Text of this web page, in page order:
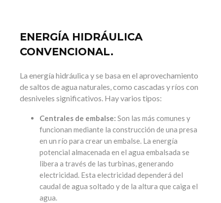
ENERGÍA HIDRÁULICA
CONVENCIONAL.
La energía hidráulica y se basa en el aprovechamiento
de saltos de agua naturales, como cascadas y ríos con
desniveles significativos. Hay varios tipos:
Centrales de embalse: Son las más comunes y
funcionan mediante la construcción de una presa
en un río para crear un embalse. La energía
potencial almacenada en el agua embalsada se
libera a través de las turbinas, generando
electricidad. Esta electricidad dependerá del
caudal de agua soltado y de la altura que caiga el
agua.